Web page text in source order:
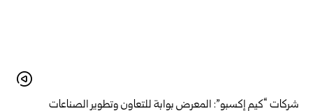
شركات “كيم إكسبو”: المعرض بوابة للتعاون وتطوير الصناعات